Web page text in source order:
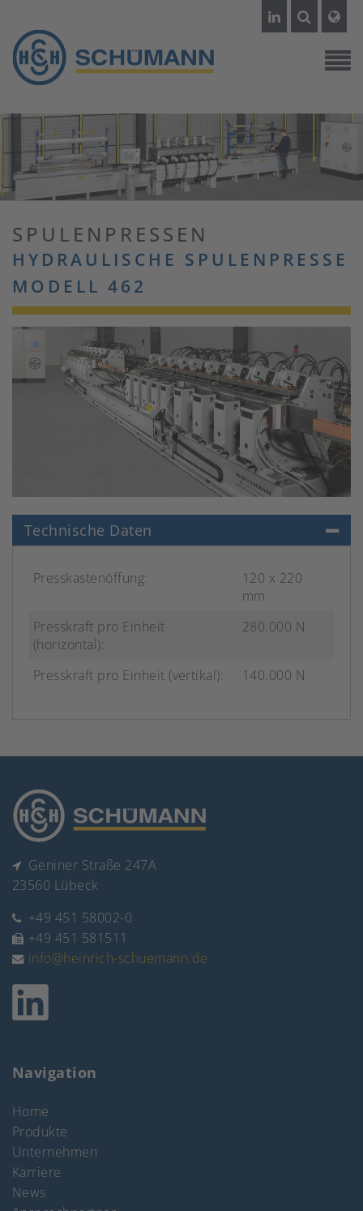
SPULENPRESSEN
HYDRAULISCHE SPULENPRESSE
MODELL 462
Technische Daten
Presskastenöffung:
120 x 220
mm
Presskraft pro Einheit
(horizontal):
280.000 N
Presskraft pro Einheit (vertikal): 140.000 N
Geniner Straße 247A
23560 Lübeck
+49 451 58002-0
+49 451 581511
info@heinrich-schuemann.de
Navigation
Home
Produkte
Unternehmen
Karriere
News